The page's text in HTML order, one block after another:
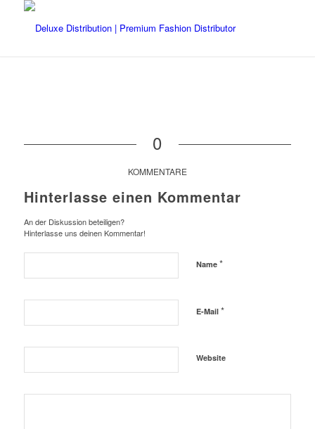
0
KOMMENTARE
Hinterlasse einen Kommentar
An der Diskussion beteiligen?
Hinterlasse uns deinen Kommentar!
Name *
E-Mail *
Website